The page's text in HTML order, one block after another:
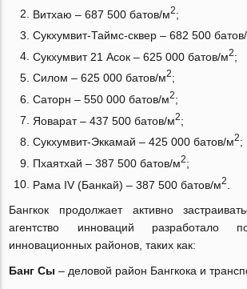
Витхаю ‒ 687 500 батов/м2;
Сукхумвит-Таймс-сквер ‒ 682 500
Сукхумвит 21 Асок ‒ 625 000 батов/м2;
Силом ‒ 625 000 батов/м2;
Саторн ‒ 550 000 батов/м2;
Яоварат ‒ 437 500 батов/м2;
Сукхумвит-Эккамай ‒ 425 000 батов/м2;
Пхаятхай ‒ 387 500 батов/м2;
Рама IV (Банкай) ‒ 387 500 батов/м2
Бангкок продолжает активно
агентство инноваций разработало
инновационных районов, таких как:
Банг Сы ‒ деловой район Бангкока и